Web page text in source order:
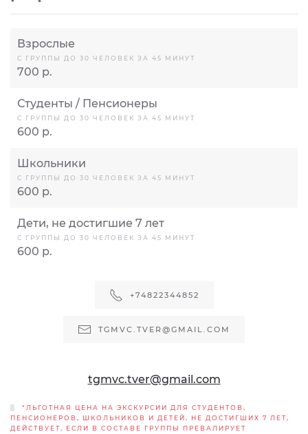
Взрослые
С ГРУППЫ ДО 30 ЧЕЛОВЕК ЗА 45 МИНУТ
700 р.
Студенты / Пенсионеры
С ГРУППЫ ДО 30 ЧЕЛОВЕК ЗА 45 МИНУТ
600 р.
Школьники
С ГРУППЫ ДО 30 ЧЕЛОВЕК ЗА 45 МИНУТ
600 р.
Дети, не достигшие 7 лет
С ГРУППЫ ДО 30 ЧЕЛОВЕК ЗА 45 МИНУТ
600 р.
+74822344852
TGMVC.TVER@GMAIL.COM
tgmvc.tver@gmail.com
*ЛЬГОТНАЯ ЦЕНА НА ЭКСКУРСИИ ДЛЯ СТУДЕНТОВ,
ПЕНСИОНЕРОВ, ШКОЛЬНИКОВ И ДЕТЕЙ, НЕ ДОСТИГШИХ 7 ЛЕТ,
ДЕЙСТВУЕТ, ЕСЛИ В СОСТАВЕ ГРУППЫ ПРЕВАЛИРУЕТ